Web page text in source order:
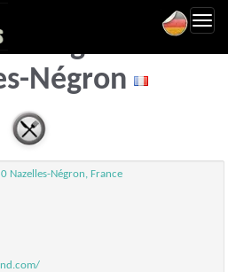
Vaugadeland -
Négron
Nazelles-Négron, France